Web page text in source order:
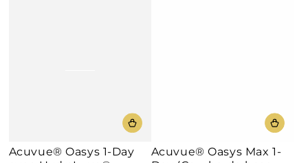
Acuvue® Oasys 1-Day
Acuvue® Oasys Max 1-